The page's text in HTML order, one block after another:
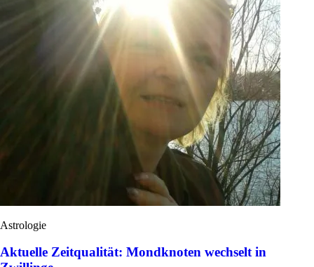
Astrologie
Aktuelle Zeitqualität: Mondknoten wechselt in